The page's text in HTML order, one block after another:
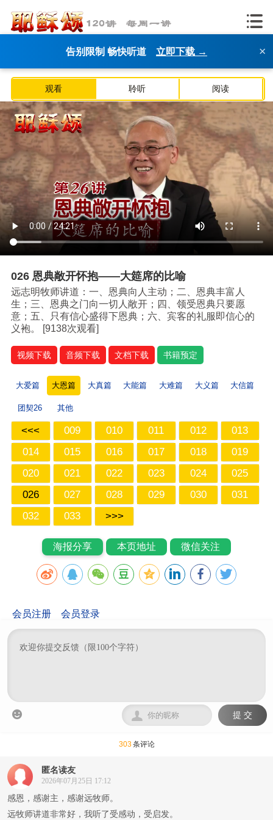
告别限制 畅快听道 立即下载 → ×
观看 聆听 阅读
026 恩典敞开怀抱——大筵席的比喻
远志明牧师讲道：一、恩典向人主动；二、恩典丰富人
生；三、恩典之门向一切人敞开；四、领受恩典只要愿
意；五、只有信心盛得下恩典；六、宾客的礼服即信心的
义袍。 [9138次观看]
视频下载 音频下载 文档下载 书籍预定
大爱篇 大恩篇 大真篇 大能篇 大难篇 大义篇 大信篇
团契26 其他
<<< 009 010 011 012
013
014
015 016 017 018
019
020
021 022 023 024
025
026
027 028 029 030
031
032
033 >>>
海报分享 本页地址 微信关注
会员注册 会员登录
 提 交

303条评论
匿名读友
2026年07月25日 17:12
感恩，感谢主，感谢远牧师。
远牧师讲道非常好，我听了受感动，受启发。